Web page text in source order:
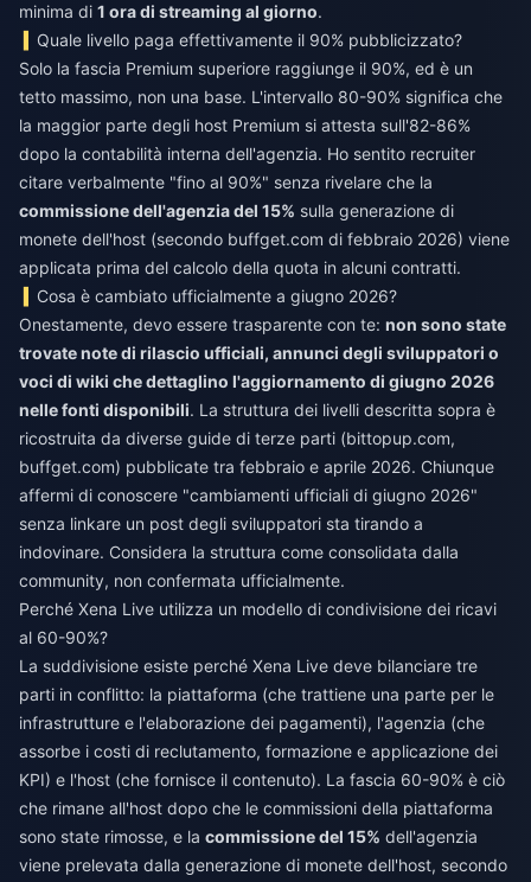
minima di 1 ora di streaming al giorno.
Quale livello paga effettivamente il 90% pubblicizzato?
Solo la fascia Premium superiore raggiunge il 90%, ed è un
tetto massimo, non una base. L'intervallo 80-90% significa che
la maggior parte degli host Premium si attesta sull'82-86%
dopo la contabilità interna dell'agenzia. Ho sentito recruiter
citare verbalmente "fino al 90%" senza rivelare che la
commissione dell'agenzia del 15% sulla generazione di
monete dell'host (secondo buffget.com di febbraio 2026) viene
applicata prima del calcolo della quota in alcuni contratti.
Cosa è cambiato ufficialmente a giugno 2026?
Onestamente, devo essere trasparente con te: non sono state
trovate note di rilascio ufficiali, annunci degli sviluppatori o
voci di wiki che dettaglino l'aggiornamento di giugno 2026
nelle fonti disponibili. La struttura dei livelli descritta sopra è
ricostruita da diverse guide di terze parti (bittopup.com,
buffget.com) pubblicate tra febbraio e aprile 2026. Chiunque
affermi di conoscere "cambiamenti ufficiali di giugno 2026"
senza linkare un post degli sviluppatori sta tirando a
indovinare. Considera la struttura come consolidata dalla
community, non confermata ufficialmente.
Perché Xena Live utilizza un modello di condivisione dei ricavi
al 60-90%?
La suddivisione esiste perché Xena Live deve bilanciare tre
parti in conflitto: la piattaforma (che trattiene una parte per le
infrastrutture e l'elaborazione dei pagamenti), l'agenzia (che
assorbe i costi di reclutamento, formazione e applicazione dei
KPI) e l'host (che fornisce il contenuto). La fascia 60-90% è ciò
che rimane all'host dopo che le commissioni della piattaforma
sono state rimosse, e la commissione del 15% dell'agenzia
viene prelevata dalla generazione di monete dell'host, secondo